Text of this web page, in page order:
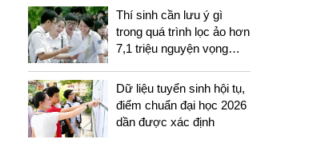
Thí sinh cần lưu ý gì
trong quá trình lọc ảo hơn
7,1 triệu nguyện vọng
Dữ liệu tuyển sinh hội tụ,
điểm chuẩn đại học 2026
dần được xác định